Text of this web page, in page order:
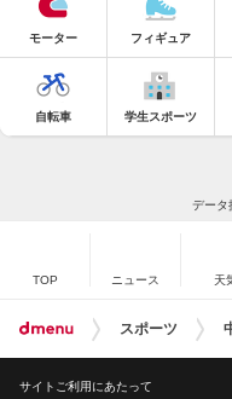
モーター フィギュア
自転車 学生スポーツ
データ
TOP ニュース 天
スポーツ
サイトご利用にあたって